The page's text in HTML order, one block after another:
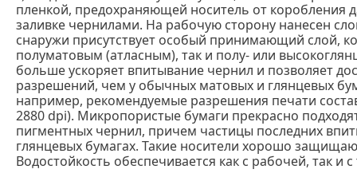
пленкой, предохраняющей носитель от коробления
заливке чернилами. На рабочую сторону нанесен
снаружи присутствует особый принимающий слой,
полуматовым (атласным), так и полу- или
больше ускоряет впитывание чернил и позволяет
разрешений, чем у обычных матовых и глянцевых
например, рекомендуемые разрешения печати
2880 dpi). Микропористые бумаги прекрасно
пигментных чернил, причем частицы последних
глянцевых бумагах. Такие носители хорошо
Водостойкость обеспечивается как с рабочей, так и